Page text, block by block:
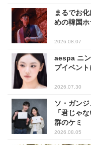
まるでお
めの韓国
2026.08.07
aespa ニ
プイベン
2026.07.30
ソ・ガン
「君じゃ
群のケミ
2026.08.05